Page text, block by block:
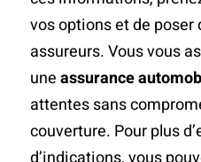
vos options et de
assureurs. Vous vous
uneassurance
attentes sans
couverture. Pour plus